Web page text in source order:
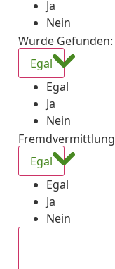
Ja
Nein
Wurde Gefunden:
Egal
Egal
Ja
Nein
Fremdvermittlung
Egal
Egal
Ja
Nein